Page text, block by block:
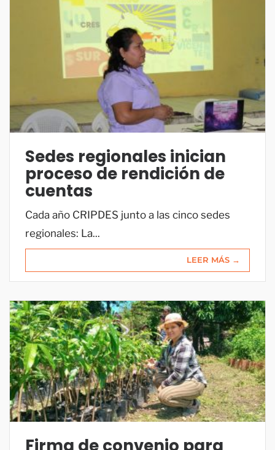
Sedes regionales inician
proceso de rendición de
cuentas
Cada año CRIPDES junto a las cinco sedes
regionales: La...
LEER MÁS →
Firma de convenio para